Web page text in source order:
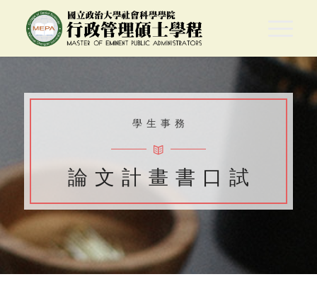
學 生 事 務
論 文 計 畫 書 口 試